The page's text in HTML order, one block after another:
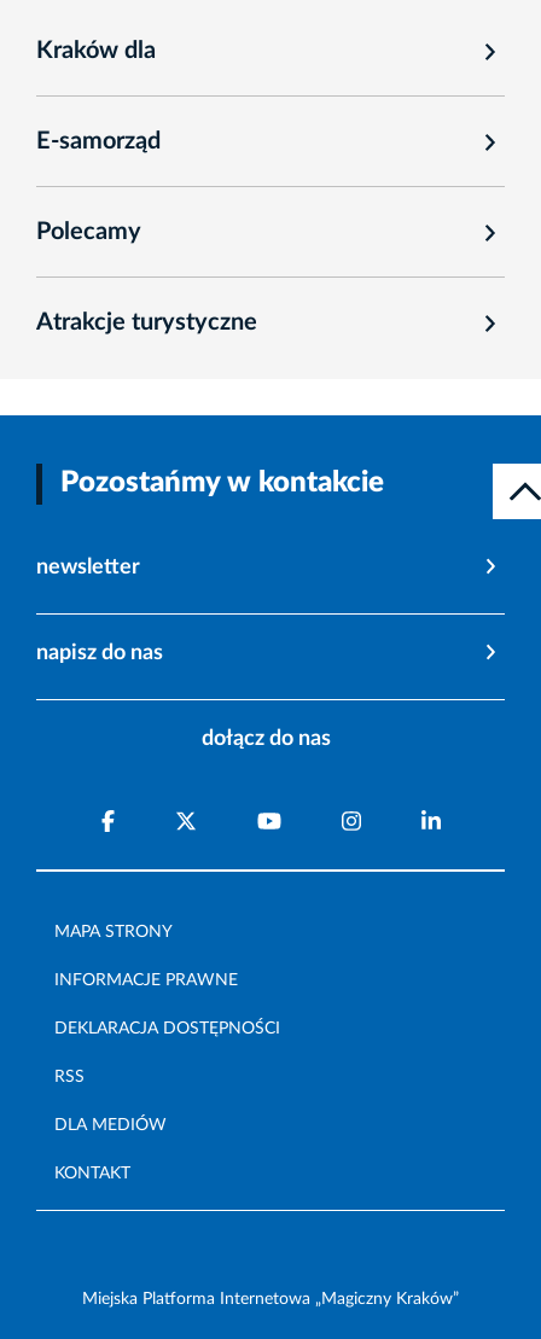
Kraków dla
E-samorząd
Polecamy
Atrakcje turystyczne
Pozostańmy w kontakcie
newsletter
napisz do nas
dołącz do nas
MAPA STRONY
INFORMACJE PRAWNE
DEKLARACJA DOSTĘPNOŚCI
RSS
DLA MEDIÓW
KONTAKT
Miejska Platforma Internetowa „Magiczny Kraków”